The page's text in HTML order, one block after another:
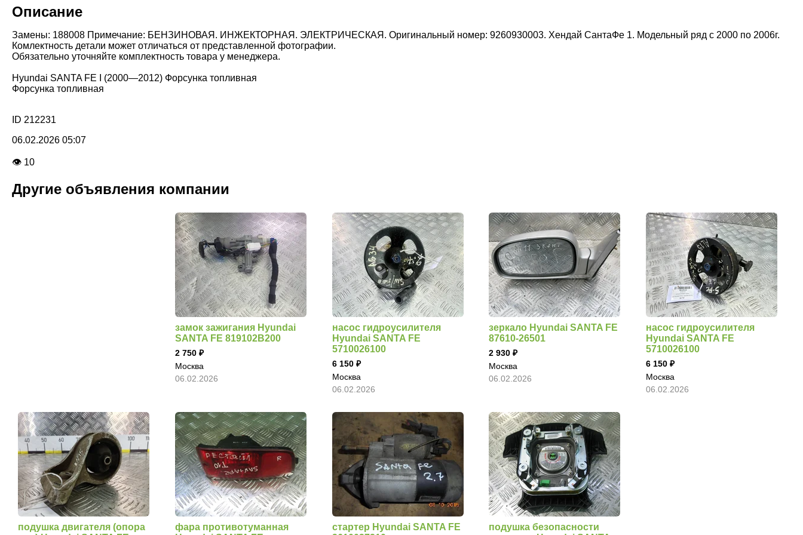
Описание
Замены: 188008 Примечание: БЕНЗИНОВАЯ. ИНЖЕКТОРНАЯ. ЭЛЕКТРИЧЕСКАЯ. Оригинальный номер: 9260930003. Хендай СантаФе 1. Модельный ряд с 2000 по 2006г.
Комлектность детали может отличаться от представленной фотографии.
Обязательно уточняйте комплектность товара у менеджера.
Hyundai SANTA FE I (2000—2012) Форсунка топливная
Форсунка топливная
ID 212231
06.02.2026 05:07
👁 10
Другие объявления компании
замок зажигания Hyundai
SANTA FE 819102B200
2 750
Москва
06.02.2026
насос гидроусилителя
Hyundai SANTA FE
5710026100
6 150
Москва
06.02.2026
зеркало Hyundai SANTA FE
87610-26501
2 930
Москва
06.02.2026
насос гидроусилителя
Hyundai SANTA FE
5710026100
6 150
Москва
06.02.2026
подушка двигателя (опора
фара противотуманная
стартер Hyundai SANTA FE
подушка безопасности